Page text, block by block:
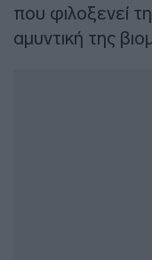
που φιλοξενεί
αμυντική της